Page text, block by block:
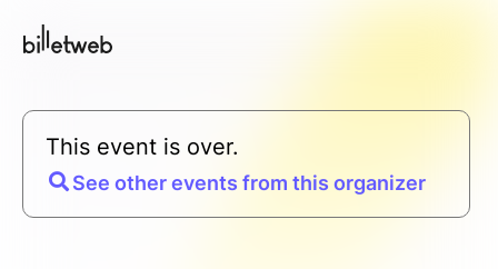
This event is over.
See other events from this organizer